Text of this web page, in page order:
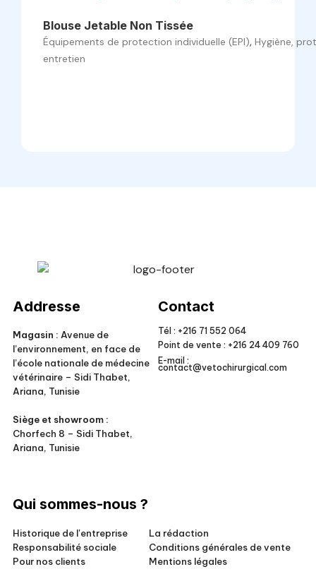
Blouse Jetable Non Tissée
Équipements de protection individuelle (EPI), Hygiène,
entretien
Addresse
Magasin : Avenue de
l’environnement, en face de
l’école nationale de médecine
vétérinaire – Sidi Thabet,
Ariana, Tunisie
Siège et showroom :
Chorfech 8 – Sidi Thabet,
Ariana, Tunisie
Contact
Tél : +216 71 552 064
Point de vente : +216 24 409 760
E-mail :
contact@vetochirurgical.com
Qui sommes-nous ?
Historique de l'entreprise
Responsabilité sociale
Pour nos clients
La rédaction
Conditions générales de vente
Mentions légales